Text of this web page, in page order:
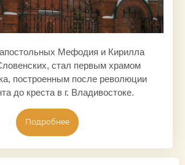
Мефодия и Кирилла
стал первым храмом
построенным после революции
до креста в г. Владивостоке.
Подробнее